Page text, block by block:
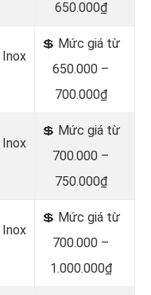
650.000₫
Inox
💲 Mức giá từ
650.000 –
700.000₫
Inox
💲 Mức giá từ
700.000 –
750.000₫
Inox
💲 Mức giá từ
700.000 –
1.000.000₫